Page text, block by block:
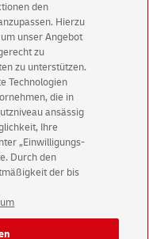
Datenschutz
den
Hierzu
unser Angebot
zu
zu unterstützen.
Technologien
die in
ansässig
Ihre
„Einwilligungs-
Durch den
der bis